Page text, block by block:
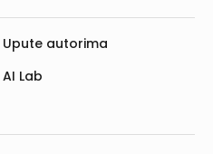
Upute autorima
AI Lab